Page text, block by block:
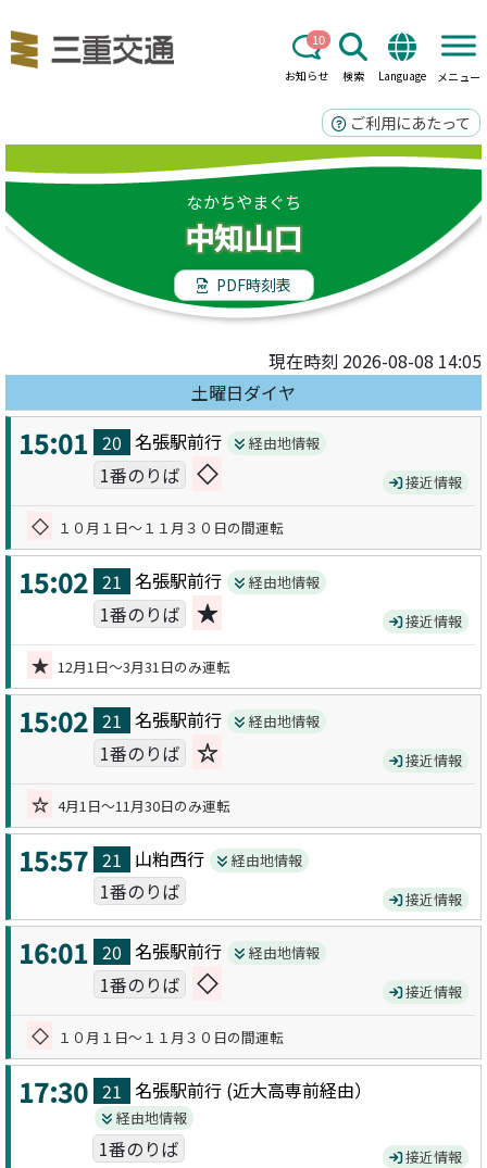
お知らせ
10
検索 Language メニュー
ご利用にあたって
なかちやまぐち
中知山口
PDF時刻表
現在時刻 2026-08-08 14:05
土曜日ダイヤ
15:01 20 名張駅前行 経由地情報
1番のりば ◇ 接近情報
◇ １０月１日～１１月３０日の間運転
15:02 21 名張駅前行 経由地情報
1番のりば ★ 接近情報
★ 12月1日～3月31日のみ運転
15:02 21 名張駅前行 経由地情報
1番のりば ☆ 接近情報
☆ 4月1日～11月30日のみ運転
15:57 21 山粕西行 経由地情報
1番のりば 接近情報
16:01 20 名張駅前行 経由地情報
1番のりば ◇ 接近情報
◇ １０月１日～１１月３０日の間運転
17:30 21 名張駅前行 (近大高専前経由）
経由地情報
1番のりば 接近情報